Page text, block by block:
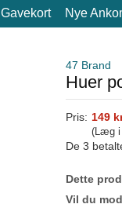
Gavekort Nye
47 Brand
Huer
Pris: 149
(Læg i
De 3
Dette
Vil du